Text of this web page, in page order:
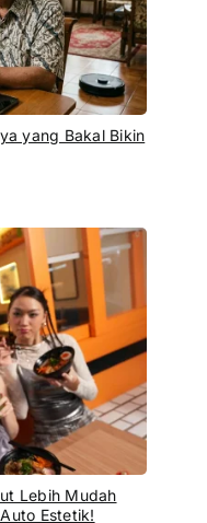
yang Bakal Bikin
Lebih Mudah
Estetik!